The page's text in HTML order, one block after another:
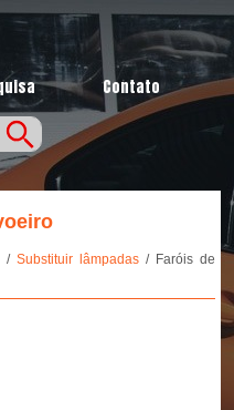
Contato
/ Substituir lâmpadas/ Faróis de